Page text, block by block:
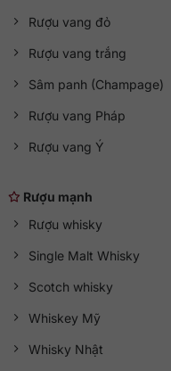
Rượu vang đỏ
Rượu vang trắng
Sâm panh (Champage)
Rượu vang Pháp
Rượu vang Ý
Rượu mạnh
Rượu whisky
Single Malt Whisky
Scotch whisky
Whiskey Mỹ
Whisky Nhật